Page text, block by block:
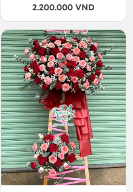
2.200.000 VND